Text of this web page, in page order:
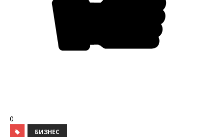
0
БИЗНЕС